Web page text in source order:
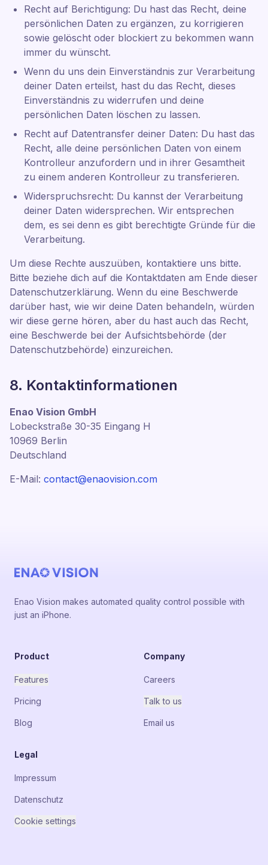
Recht auf Berichtigung: Du hast das Recht, deine
persönlichen Daten zu ergänzen, zu korrigieren
sowie gelöscht oder blockiert zu bekommen wann
immer du wünscht.
Wenn du uns dein Einverständnis zur Verarbeitung
deiner Daten erteilst, hast du das Recht, dieses
Einverständnis zu widerrufen und deine
persönlichen Daten löschen zu lassen.
Recht auf Datentransfer deiner Daten: Du hast das
Recht, alle deine persönlichen Daten von einem
Kontrolleur anzufordern und in ihrer Gesamtheit
zu einem anderen Kontrolleur zu transferieren.
Widerspruchsrecht: Du kannst der Verarbeitung
deiner Daten widersprechen. Wir entsprechen
dem, es sei denn es gibt berechtigte Gründe für die
Verarbeitung.
Um diese Rechte auszuüben, kontaktiere uns bitte.
Bitte beziehe dich auf die Kontaktdaten am Ende dieser
Datenschutzerklärung. Wenn du eine Beschwerde
darüber hast, wie wir deine Daten behandeln, würden
wir diese gerne hören, aber du hast auch das Recht,
eine Beschwerde bei der Aufsichtsbehörde (der
Datenschutzbehörde) einzureichen.
8. Kontaktinformationen
Enao Vision GmbH
Lobeckstraße 30-35 Eingang H
10969 Berlin
Deutschland
E-Mail: contact@enaovision.com
Enao Vision makes automated quality control possible with
just an iPhone.
Product
Features
Pricing
Blog
Company
Careers
Talk to us
Email us
Legal
Impressum
Datenschutz
Cookie settings